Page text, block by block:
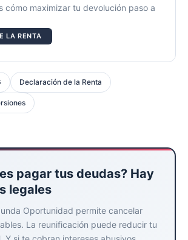
cómo maximizar tu devolución paso a
LA RENTA
Declaración de la Renta
pagar tus deudas? Hay
legales
Oportunidad permite cancelar
La reunificación puede reducir tu